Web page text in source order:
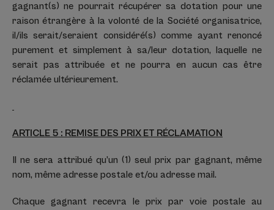
gagnant(s) ne pourrait récupérer sa dotation pour une
raison étrangère à la volonté de la Société organisatrice,
il/ils serait/seraient considéré(s) comme ayant renoncé
purement et simplement à sa/leur dotation, laquelle ne
serait pas attribuée et ne pourra en aucun cas être
réclamée ultérieurement.
ARTICLE 5 : REMISE DES PRIX ET RÉCLAMATION
Il ne sera attribué qu’un (1) seul prix par gagnant, même
nom, même adresse postale et/ou adresse mail.
Chaque gagnant recevra le prix par voie postale au